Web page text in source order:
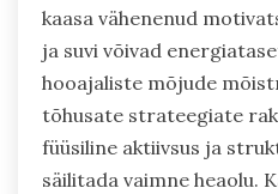
kaasa vähenenud
ja suvi võivad
hooajaliste mõjude
tõhusate strateegiate
füüsiline aktiivsus ja
säilitada vaimne heaolu.